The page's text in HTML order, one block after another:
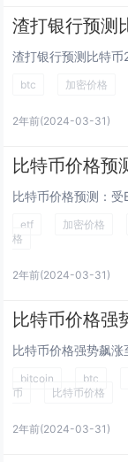
btc 加密价格
2年前(2024-03-31)
etf 加密价格
格
2年前(2024-03-31)
bitcoin btc
币
比特币价格
2年前(2024-03-31)